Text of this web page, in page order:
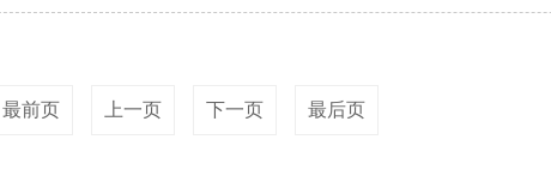
最前页 上一页 下一页 最后页